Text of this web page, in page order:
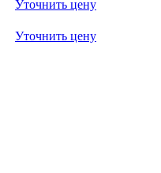
Уточнить цену
Уточнить цену